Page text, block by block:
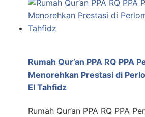
Rumah Qur’an PPA RQ PPA
Menorehkan Prestasi di
El Tahfidz
Rumah Qur’an PPA RQ PPA